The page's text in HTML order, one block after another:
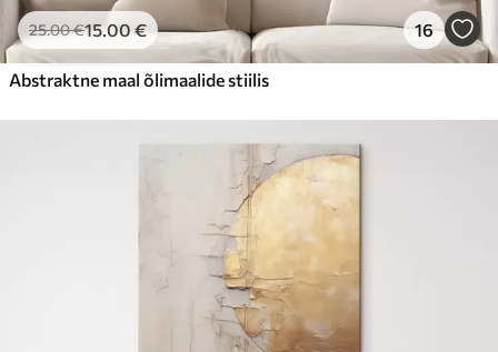
25.00€15.00€ 16
Abstraktne maal õlimaalide stiilis